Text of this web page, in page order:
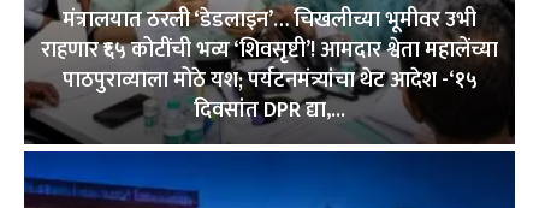
मंत्रालयात ठरली ‘डेडलाइन’… चिखलीच्या भूमीवर उभी
राहणार ₹६५ कोटींची भव्य ‘शिवसृष्टी’! आमदार श्वेता महालेंच्या
पाठपुराव्याला मोठे यश; पर्यटनमंत्र्यांचा थेट आदेश -‘१५
दिवसांत DPR द्या,...